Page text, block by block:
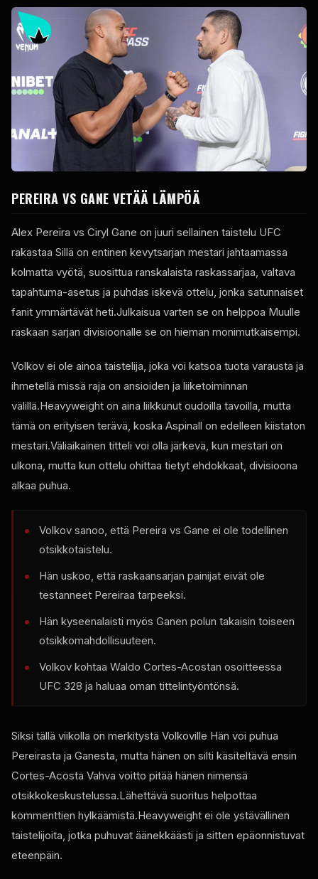
PEREIRA VS GANE VETÄÄ LÄMPÖÄ
Alex Pereira vs Ciryl Gane on juuri sellainen taistelu UFC
rakastaa Sillä on entinen kevytsarjan mestari jahtaamassa
kolmatta vyötä, suosittua ranskalaista raskassarjaa, valtava
tapahtuma-asetus ja puhdas iskevä ottelu, jonka satunnaiset
fanit ymmärtävät heti.Julkaisua varten se on helppoa Muulle
raskaan sarjan divisioonalle se on hieman monimutkaisempi.
Volkov ei ole ainoa taistelija, joka voi katsoa tuota varausta ja
ihmetellä missä raja on ansioiden ja liiketoiminnan
välillä.Heavyweight on aina liikkunut oudoilla tavoilla, mutta
tämä on erityisen terävä, koska Aspinall on edelleen kiistaton
mestari.Väliaikainen titteli voi olla järkevä, kun mestari on
ulkona, mutta kun ottelu ohittaa tietyt ehdokkaat, divisioona
alkaa puhua.
Volkov sanoo, että Pereira vs Gane ei ole todellinen
otsikkotaistelu.
Hän uskoo, että raskaansarjan painijat eivät ole
testanneet Pereiraa tarpeeksi.
Hän kyseenalaisti myös Ganen polun takaisin toiseen
otsikkomahdollisuuteen.
Volkov kohtaa Waldo Cortes-Acostan osoitteessa
UFC 328 ja haluaa oman tittelintyöntönsä.
Siksi tällä viikolla on merkitystä Volkoville Hän voi puhua
Pereirasta ja Ganesta, mutta hänen on silti käsiteltävä ensin
Cortes-Acosta Vahva voitto pitää hänen nimensä
otsikkokeskustelussa.Lähettävä suoritus helpottaa
kommenttien hylkäämistä.Heavyweight ei ole ystävällinen
taistelijoita, jotka puhuvat äänekkäästi ja sitten epäonnistuvat
eteenpäin.